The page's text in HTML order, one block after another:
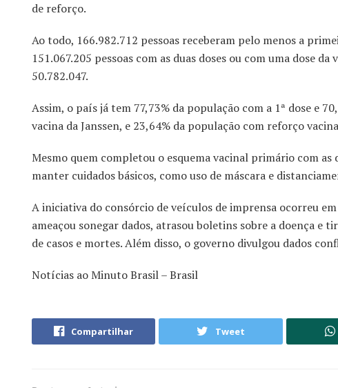
de reforço.
Ao todo, 166.982.712 pessoas receberam pelo menos a
151.067.205 pessoas com as duas doses ou com uma dose
50.782.047.
Assim, o país já tem 77,73% da população com a 1ª dose e
vacina da Janssen, e 23,64% da população com reforço
Mesmo quem completou o esquema vacinal primário com as
manter cuidados básicos, como uso de máscara e
A iniciativa do consórcio de veículos de imprensa ocorreu
ameaçou sonegar dados, atrasou boletins sobre a doença
de casos e mortes. Além disso, o governo divulgou dados
Notícias ao Minuto Brasil – Brasil
Compartilhar Tweet